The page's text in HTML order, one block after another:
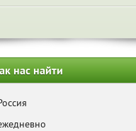
нас найти